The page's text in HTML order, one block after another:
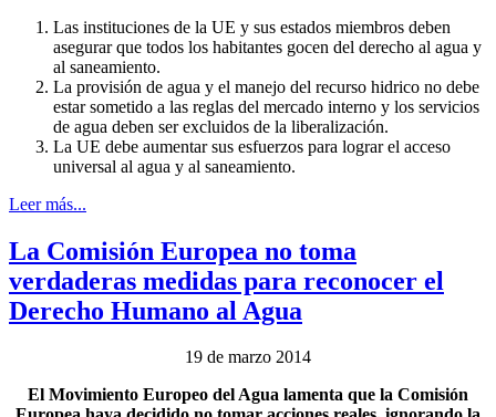
Las instituciones de la UE y sus estados miembros deben
asegurar que todos los habitantes gocen del derecho al agua y
al saneamiento.
La provisión de agua y el manejo del recurso hidrico no debe
estar sometido a las reglas del mercado interno y los servicios
de agua deben ser excluidos de la liberalización.
La UE debe aumentar sus esfuerzos para lograr el acceso
universal al agua y al saneamiento.
Leer más...
La Comisión Europea no toma
verdaderas medidas para reconocer el
Derecho Humano al Agua
19 de marzo 2014
El Movimiento Europeo del Agua lamenta que la Comisión